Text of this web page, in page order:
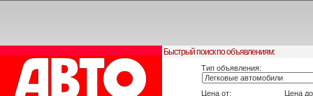
Быстрый поиск по объявлениям:
Тип объявления:
Цена от: Цена